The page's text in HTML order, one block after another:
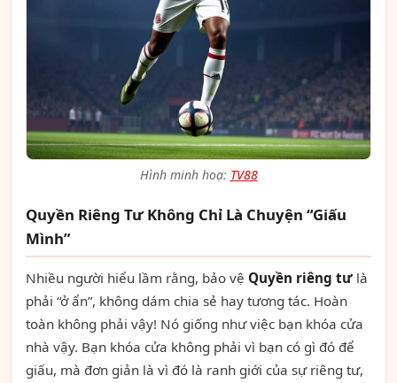
Hình minh hoạ: TV88
Quyền Riêng Tư Không Chỉ Là Chuyện “Giấu
Mình”
Nhiều người hiểu lầm rằng, bảo vệ Quyền riêng tưlà
phải “ở ẩn”, không dám chia sẻ hay tương tác. Hoàn
toàn không phải vậy! Nó giống như việc bạn khóa cửa
nhà vậy. Bạn khóa cửa không phải vì bạn có gì đó để
giấu, mà đơn giản là vì đó là ranh giới của sự riêng tư,